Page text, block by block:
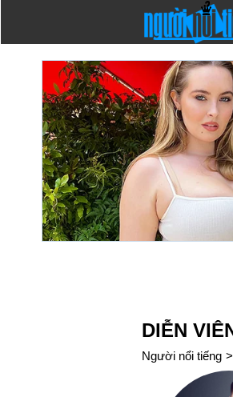
DIỄN
Người nổi tiếng >